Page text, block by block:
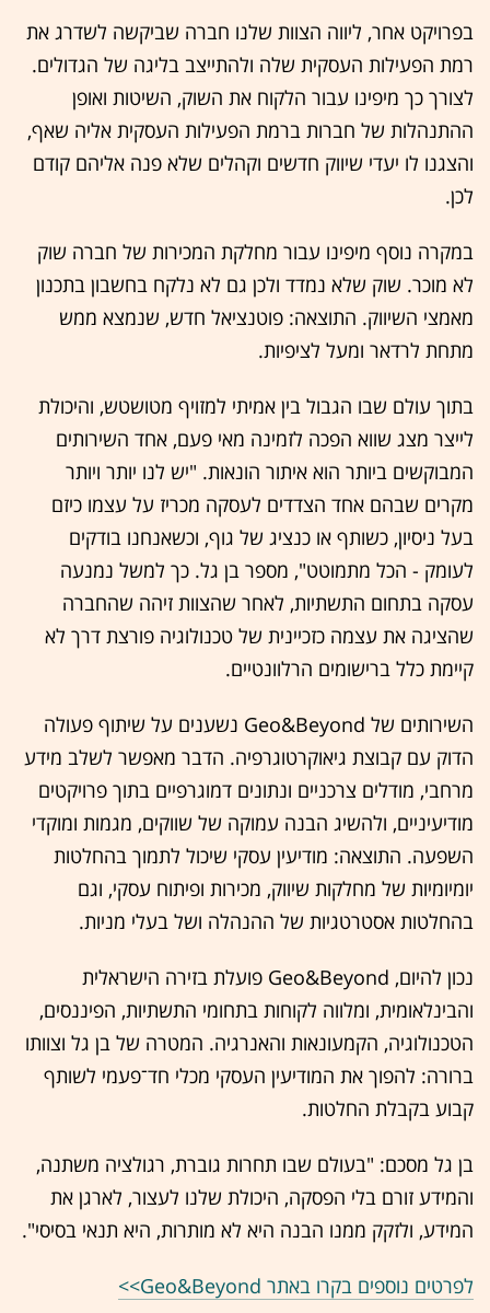
בפרויקט אחר, ליווה הצוות שלנו חברה שביקשה לשדרג את
רמת הפעילות העסקית שלה ולהתייצב בליגה של הגדולים.
לצורך כך מיפינו עבור הלקוח את השוק, השיטות ואופן
ההתנהלות של חברות ברמת הפעילות העסקית אליה שאף,
והצגנו לו יעדי שיווק חדשים וקהלים שלא פנה אליהם קודם
לכן.
במקרה נוסף מיפינו עבור מחלקת המכירות של חברה שוק
לא מוכר. שוק שלא נמדד ולכן גם לא נלקח בחשבון בתכנון
מאמצי השיווק. התוצאה: פוטנציאל חדש, שנמצא ממש
מתחת לרדאר ומעל לציפיות.
בתוך עולם שבו הגבול בין אמיתי למזויף מטושטש, והיכולת
לייצר מצג שווא הפכה לזמינה מאי פעם, אחד השירותים
המבוקשים ביותר הוא איתור הונאות. "יש לנו יותר ויותר
מקרים שבהם אחד הצדדים לעסקה מכריז על עצמו כיזם
בעל ניסיון, כשותף או כנציג של גוף, וכשאנחנו בודקים
לעומק - הכל מתמוטט", מספר בן גל. כך למשל נמנעה
עסקה בתחום התשתיות, לאחר שהצוות זיהה שהחברה
שהציגה את עצמה כזכיינית של טכנולוגיה פורצת דרך לא
קיימת כלל ברישומים הרלוונטיים.
השירותים של Geo&Beyond נשענים על שיתוף פעולה
הדוק עם קבוצת גיאוקרטוגרפיה. הדבר מאפשר לשלב מידע
מרחבי, מודלים צרכניים ונתונים דמוגרפיים בתוך פרויקטים
מודיעיניים, ולהשיג הבנה עמוקה של שווקים, מגמות ומוקדי
השפעה. התוצאה: מודיעין עסקי שיכול לתמוך בהחלטות
יומיומיות של מחלקות שיווק, מכירות ופיתוח עסקי, וגם
בהחלטות אסטרטגיות של ההנהלה ושל בעלי מניות.
נכון להיום, Geo&Beyond פועלת בזירה הישראלית
והבינלאומית, ומלווה לקוחות בתחומי התשתיות, הפיננסים,
הטכנולוגיה, הקמעונאות והאנרגיה. המטרה של בן גל וצוותו
ברורה: להפוך את המודיעין העסקי מכלי חד־פעמי לשותף
קבוע בקבלת החלטות.
בן גל מסכם: "בעולם שבו תחרות גוברת, רגולציה משתנה,
והמידע זורם בלי הפסקה, היכולת שלנו לעצור, לארגן את
המידע, ולזקק ממנו הבנה היא לא מותרות, היא תנאי בסיסי".
לפרטים נוספים בקרו באתר Geo&Beyond>>